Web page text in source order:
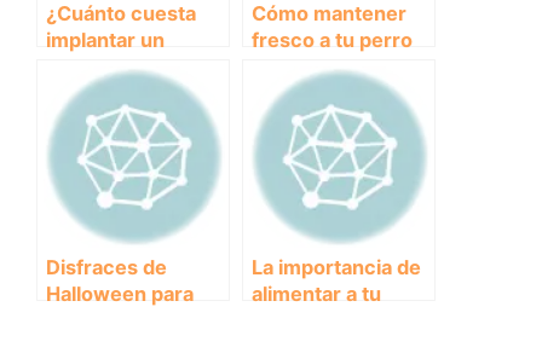
¿Cuánto cuesta
implantar un
microchip en tu
perro? Descubre
su importancia y el
precio actual
Cómo mantener
fresco a tu perro
durante el verano
con una
colchoneta
refrigerante
Disfraces de
Halloween para
La importancia de
alimentar a tu